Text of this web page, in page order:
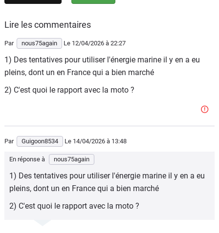
Auto
Lire les commentaires
Par nous75again Le 12/04/2026 à 22:27
1) Des tentatives pour utiliser l'énergie marine il y en a eu
pleins, dont un en France qui a bien marché
2) C'est quoi le rapport avec la moto ?
Par Guigoon8534 Le 14/04/2026 à 13:48
En réponse à nous75again
1) Des tentatives pour utiliser l'énergie marine il y en a eu
pleins, dont un en France qui a bien marché
2) C'est quoi le rapport avec la moto ?